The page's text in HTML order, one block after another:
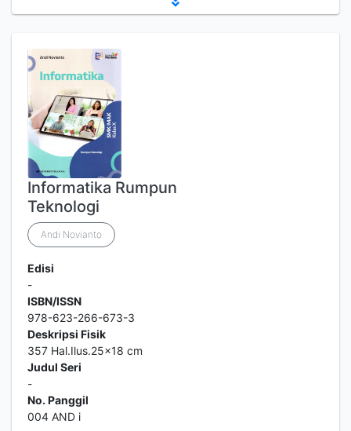
Informatika Rumpun
Teknologi
Andi Novianto
Edisi
-
ISBN/ISSN
978-623-266-673-3
Deskripsi Fisik
357 Hal.Ilus.25x18 cm
Judul Seri
-
No. Panggil
004 AND i